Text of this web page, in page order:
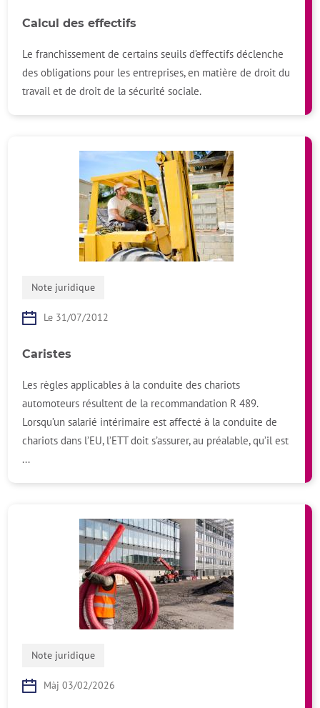
Calcul des effectifs
Le franchissement de certains seuils d’effectifs déclenche
des obligations pour les entreprises, en matière de droit du
travail et de droit de la sécurité sociale.
Note juridique
Le 31/07/2012
Caristes
Les règles applicables à la conduite des chariots
automoteurs résultent de la recommandation R 489.
Lorsqu’un salarié intérimaire est affecté à la conduite de
chariots dans l’EU, l’ETT doit s’assurer, au préalable, qu’il est
...
Note juridique
Màj 03/02/2026